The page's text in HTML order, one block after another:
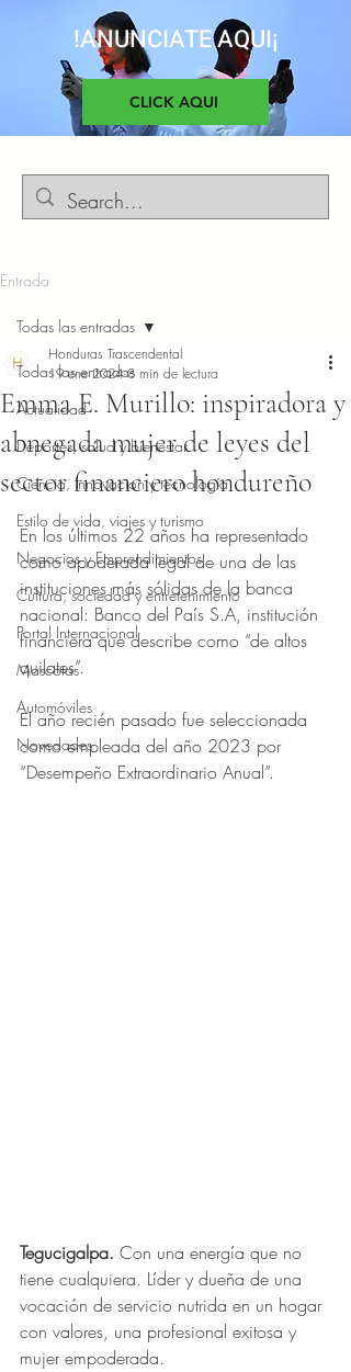
!ANUNCIATE AQUI¡
CLICK AQUI
Entrada
Todas las entradas
Actualidad
Deportes, salud y bienestar
Ciencia, Innovacion y tecnología
Estilo de vida, viajes y turismo
Negocios y Emprendimientos
Cultura, sociedad y entretenimiento
Portal Internacional
Mascotas
Automóviles
Novedades
Todas las entradas
Emma E. Murillo: inspiradora y
abnegada mujer de leyes del
sector financiero hondureño
Honduras Trascendental
19 ene 2024 8 min de lectura
Obtuvo NaN de 5 estrellas.
En los últimos 22 años ha representado
como apoderada legal de una de las
instituciones más sólidas de la banca
nacional: Banco del País S.A, institución
financiera que describe como “de altos
quilates”.
El año recién pasado fue seleccionada
como empleada del año 2023 por
“Desempeño Extraordinario Anual”.
Tegucigalpa. Con una energía que no
tiene cualquiera. Líder y dueña de una
vocación de servicio nutrida en un hogar
con valores, una profesional exitosa y
mujer empoderada.